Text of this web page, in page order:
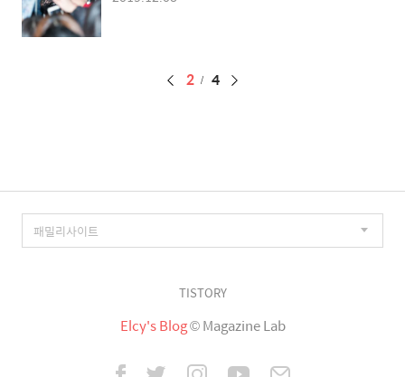
페
2 4
TISTORY
Elcy's Blog© Magazine Lab